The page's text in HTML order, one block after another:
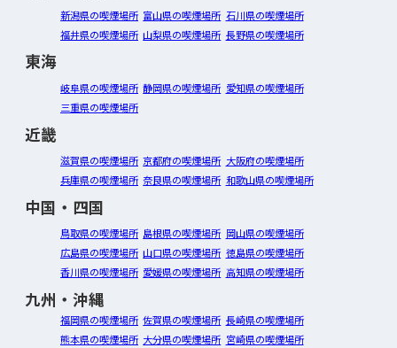
新潟県の喫煙場所 富山県の喫煙場所 石川県の喫煙場所
福井県の喫煙場所 山梨県の喫煙場所 長野県の喫煙場所
東海
岐阜県の喫煙場所 静岡県の喫煙場所 愛知県の喫煙場所
三重県の喫煙場所
近畿
滋賀県の喫煙場所 京都府の喫煙場所 大阪府の喫煙場所
兵庫県の喫煙場所 奈良県の喫煙場所 和歌山県の喫煙場所
中国・四国
鳥取県の喫煙場所 島根県の喫煙場所 岡山県の喫煙場所
広島県の喫煙場所 山口県の喫煙場所 徳島県の喫煙場所
香川県の喫煙場所 愛媛県の喫煙場所 高知県の喫煙場所
九州・沖縄
福岡県の喫煙場所 佐賀県の喫煙場所 長崎県の喫煙場所
熊本県の喫煙場所 大分県の喫煙場所 宮崎県の喫煙場所